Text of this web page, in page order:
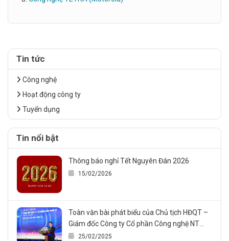
Tin tức
Công nghệ
Hoạt động công ty
Tuyển dụng
Tin nổi bật
Thông báo nghỉ Tết Nguyên Đán 2026
15/02/2026
Toàn văn bài phát biểu của Chủ tịch HĐQT –
Giám đốc Công ty Cổ phần Công nghệ NT
trong sự kiện Kỷ niệm 20 năm thành lập công
25/02/2025